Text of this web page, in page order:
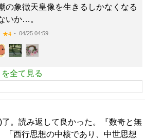
の象徴天皇像を生きるしかなくなる
いか…。
★4 04/25 04:59
全て見る
。読み返して良かった。『数奇と無
「西行思想の中核であり、中世思想